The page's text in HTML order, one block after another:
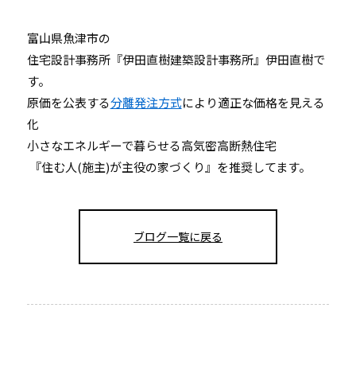
富山県魚津市の
住宅設計事務所『伊田直樹建築設計事務所』伊田直樹で
す。
原価を公表する分離発注方式により適正な価格を見える
化
小さなエネルギーで暮らせる高気密高断熱住宅
『住む人(施主)が主役の家づくり』を推奨してます。
ブログ一覧に戻る